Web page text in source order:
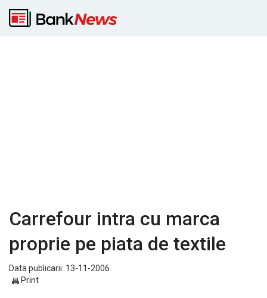
Carrefour intra cu marca
proprie pe piata de textile
Data publicarii: 13-11-2006
Print